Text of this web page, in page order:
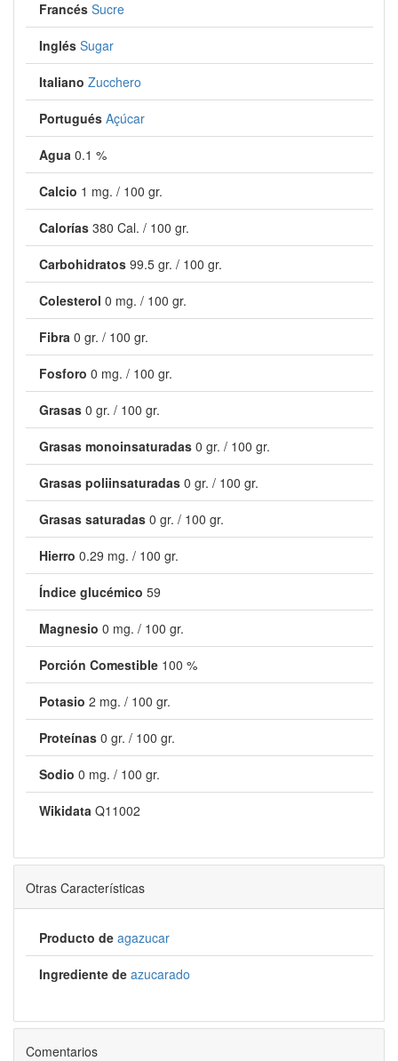
Francés Sucre
Inglés Sugar
Italiano Zucchero
Portugués Açúcar
Agua 0.1 %
Calcio 1 mg. / 100 gr.
Calorías 380 Cal. / 100 gr.
Carbohidratos 99.5 gr. / 100 gr.
Colesterol 0 mg. / 100 gr.
Fibra 0 gr. / 100 gr.
Fosforo 0 mg. / 100 gr.
Grasas 0 gr. / 100 gr.
Grasas monoinsaturadas 0 gr. / 100 gr.
Grasas poliinsaturadas 0 gr. / 100 gr.
Grasas saturadas 0 gr. / 100 gr.
Hierro 0.29 mg. / 100 gr.
Índice glucémico 59
Magnesio 0 mg. / 100 gr.
Porción Comestible 100 %
Potasio 2 mg. / 100 gr.
Proteínas 0 gr. / 100 gr.
Sodio 0 mg. / 100 gr.
Wikidata Q11002
Otras Características
Producto de agazucar
Ingrediente de azucarado
Comentarios